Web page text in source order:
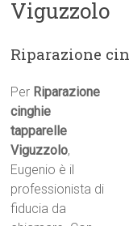
Viguzzolo
Riparazione
Per Riparazione
cinghie
tapparelle
Viguzzolo,
Eugenio è il
professionista di
fiducia da